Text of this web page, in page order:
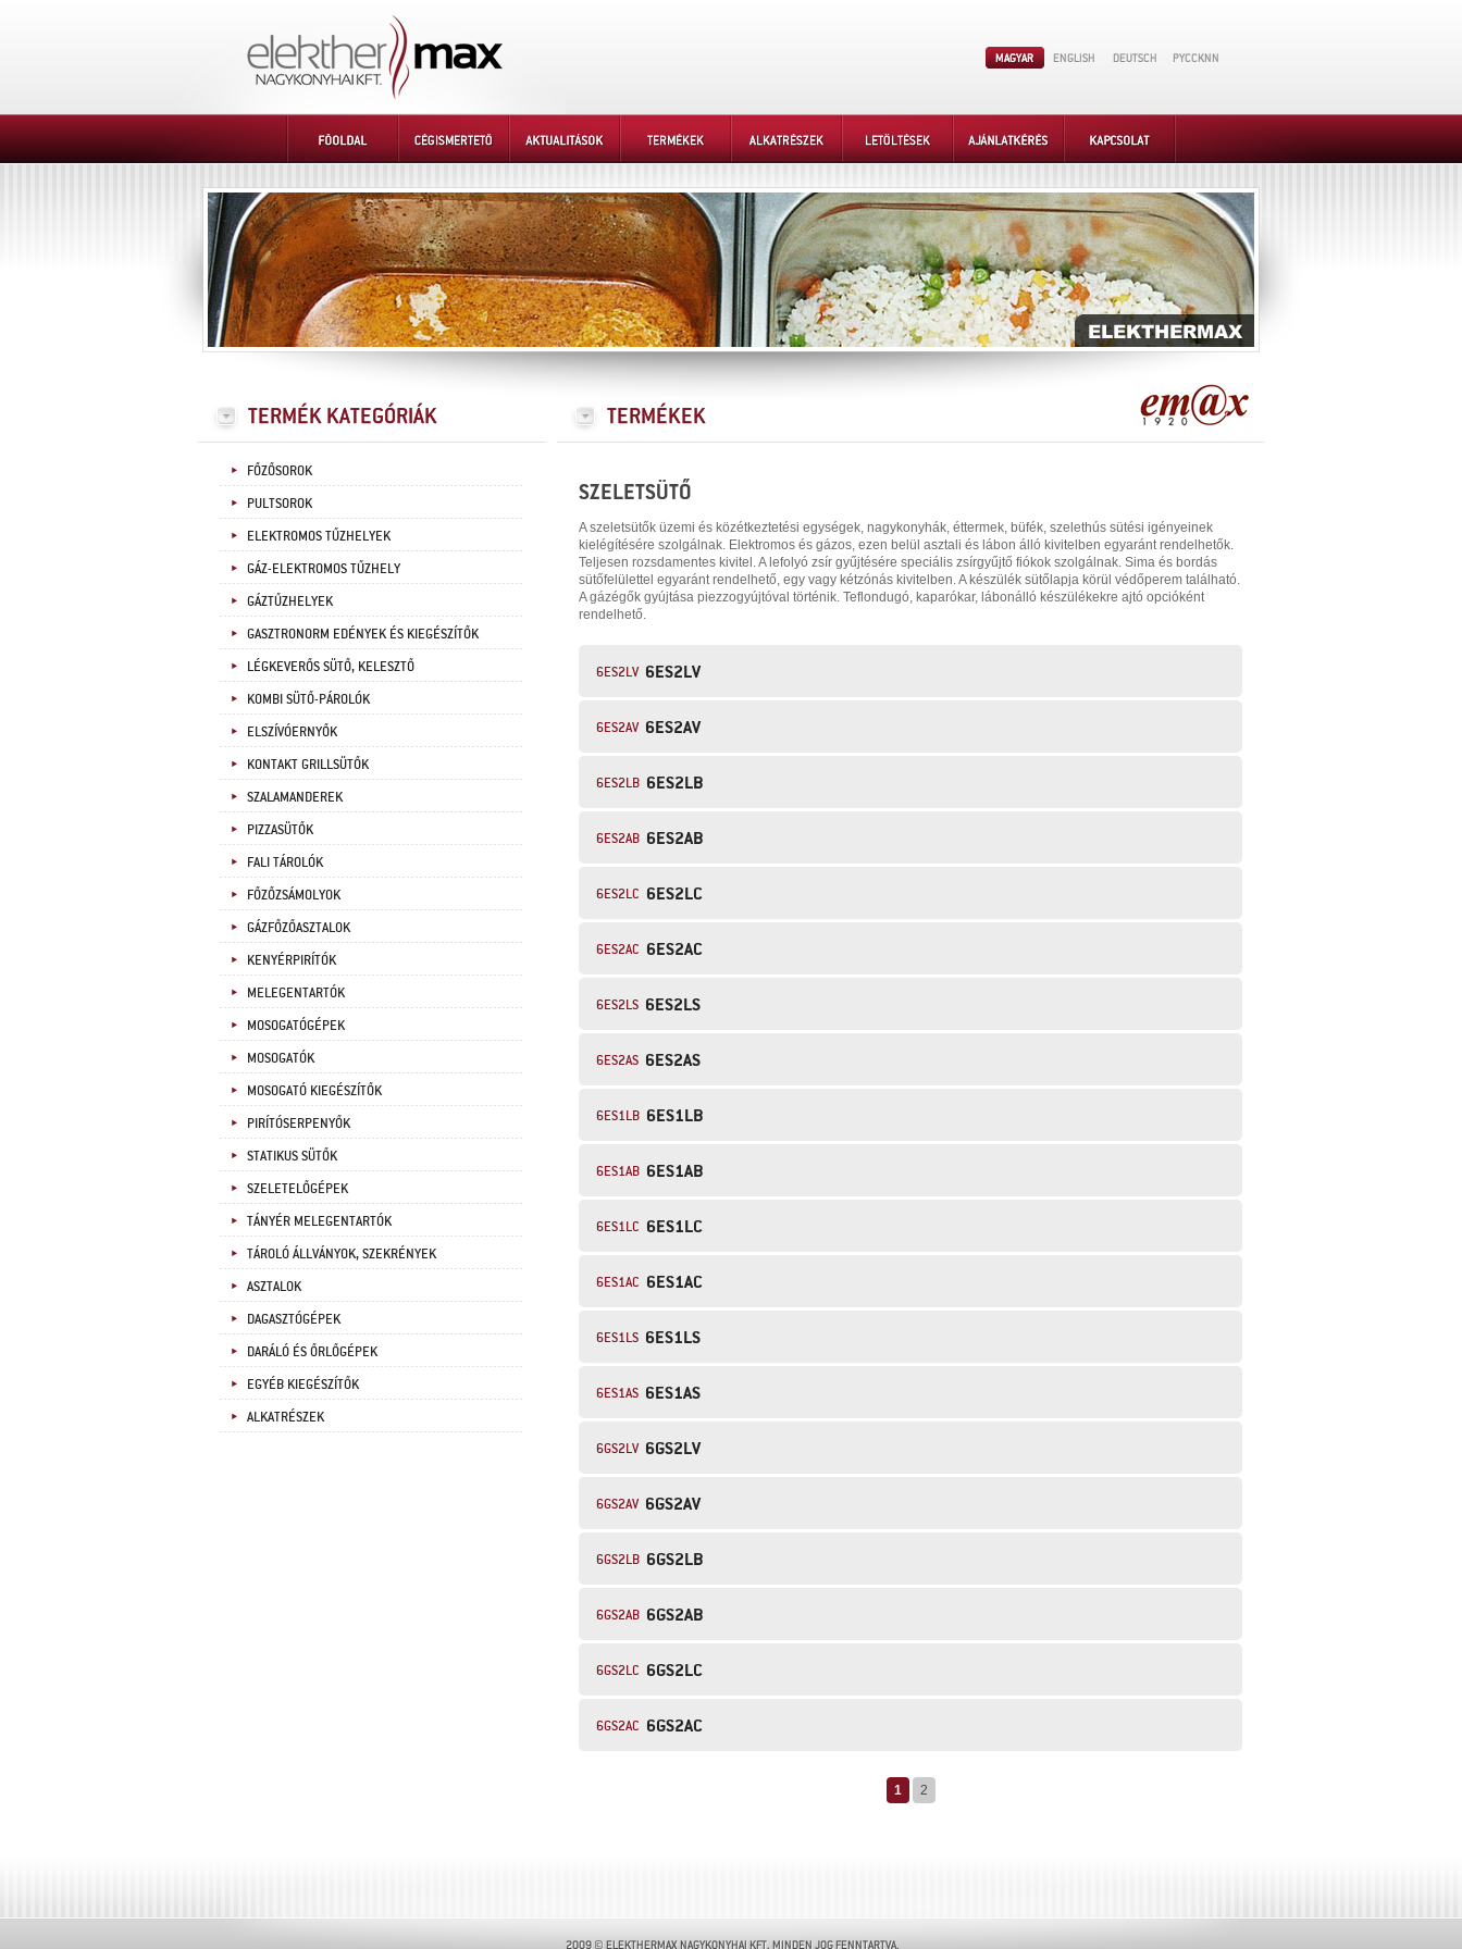
FŐZŐSOROK
PULTSOROK
ELEKTROMOS TŰZHELYEK
GÁZ-ELEKTROMOS TŰZHELY
GÁZTŰZHELYEK
GASZTRONORM EDÉNYEK ÉS KIEGÉSZÍTŐK
LÉGKEVERŐS SÜTŐ, KELESZTŐ
KOMBI SÜTŐ-PÁROLÓK
ELSZÍVÓERNYŐK
KONTAKT GRILLSÜTŐK
SZALAMANDEREK
PIZZASÜTŐK
FALI TÁROLÓK
FŐZŐZSÁMOLYOK
GÁZFŐZŐASZTALOK
KENYÉRPIRÍTÓK
MELEGENTARTÓK
MOSOGATÓGÉPEK
MOSOGATÓK
MOSOGATÓ KIEGÉSZÍTŐK
PIRÍTÓSERPENYŐK
STATIKUS SÜTŐK
SZELETELŐGÉPEK
TÁNYÉR MELEGENTARTÓK
TÁROLÓ ÁLLVÁNYOK, SZEKRÉNYEK
ASZTALOK
DAGASZTÓGÉPEK
DARÁLÓ ÉS ŐRLŐGÉPEK
EGYÉB KIEGÉSZÍTŐK
ALKATRÉSZEK
SZELETSÜTŐ
A szeletsütők üzemi és közétkeztetési egységek, nagykonyhák, éttermek, büfék, szelethús sütési igényeinek
kielégítésére szolgálnak. Elektromos és gázos, ezen belül asztali és lábon álló kivitelben egyaránt rendelhetők.
Teljesen rozsdamentes kivitel. A lefolyó zsír gyűjtésére speciális zsírgyűjtő fiókok szolgálnak. Sima és bordás
sütőfelülettel egyaránt rendelhető, egy vagy kétzónás kivitelben. A készülék sütőlapja körül védőperem található.
A gázégők gyújtása piezzogyújtóval történik. Teflondugó, kaparókar, lábonálló készülékekre ajtó opcióként
rendelhető.
6ES2LV 6ES2LV
6ES2AV 6ES2AV
6ES2LB 6ES2LB
6ES2AB 6ES2AB
6ES2LC 6ES2LC
6ES2AC 6ES2AC
6ES2LS 6ES2LS
6ES2AS 6ES2AS
6ES1LB 6ES1LB
6ES1AB 6ES1AB
6ES1LC 6ES1LC
6ES1AC 6ES1AC
6ES1LS 6ES1LS
6ES1AS 6ES1AS
6GS2LV 6GS2LV
6GS2AV 6GS2AV
6GS2LB 6GS2LB
6GS2AB 6GS2AB
6GS2LC 6GS2LC
6GS2AC 6GS2AC
1 2